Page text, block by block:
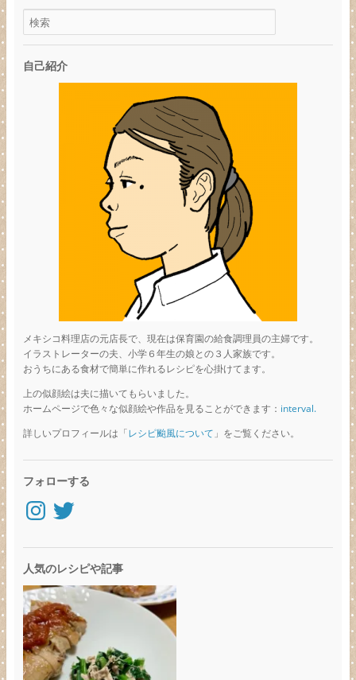
自己紹介
メキシコ料理店の元店長で、現在は保育園の給食調理員の主婦です。
イラストレーターの夫、小学６年生の娘との３人家族です。
おうちにある食材で簡単に作れるレシピを心掛けてます。
上の似顔絵は夫に描いてもらいました。
ホームページで色々な似顔絵や作品を見ることができます： interval.
詳しいプロフィールは「レシピ颱風について 」をご覧ください。
フォローする
Instagram
Twitter
人気のレシピや記事